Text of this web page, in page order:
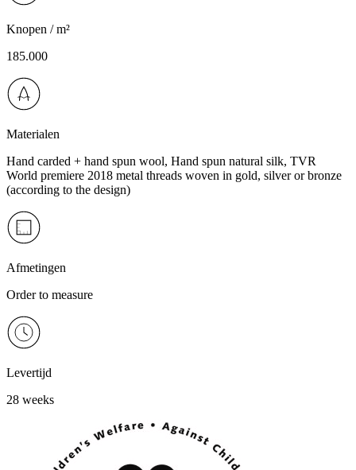
Knopen / m²
185.000
Materialen
Hand carded + hand spun wool, Hand spun natural silk, TVR
World premiere 2018 metal threads woven in gold, silver or bronze
(according to the design)
Afmetingen
Order to measure
Levertijd
28 weeks